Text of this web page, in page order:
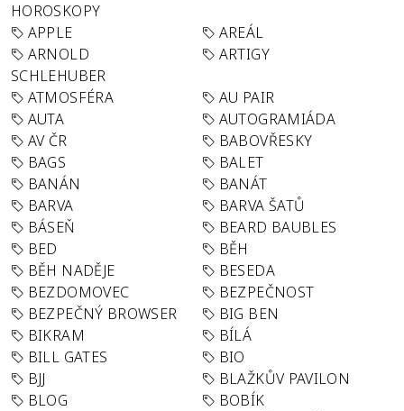
HOROSKOPY
APPLE
AREÁL
ARNOLD
SCHLEHUBER
ARTIGY
ATMOSFÉRA
AU PAIR
AUTA
AUTOGRAMIÁDA
AV ČR
BABOVŘESKY
BAGS
BALET
BANÁN
BANÁT
BARVA
BARVA ŠATŮ
BÁSEŇ
BEARD BAUBLES
BED
BĚH
BĚH NADĚJE
BESEDA
BEZDOMOVEC
BEZPEČNOST
BEZPEČNÝ BROWSER
BIG BEN
BIKRAM
BÍLÁ
BILL GATES
BIO
BJJ
BLAŽKŮV PAVILON
BLOG
BOBÍK